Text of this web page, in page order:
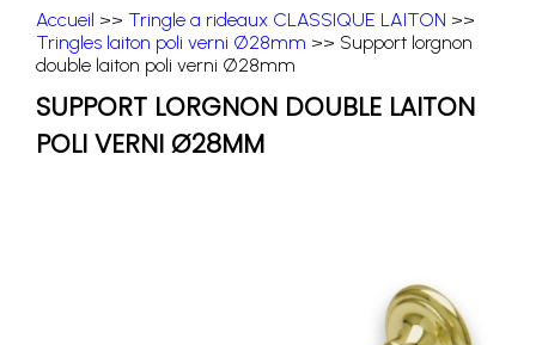
Accueil >> Tringle a rideaux CLASSIQUE LAITON >>
Tringles laiton poli verni Ø28mm >> Support lorgnon
double laiton poli verni Ø28mm
SUPPORT LORGNON DOUBLE LAITON
POLI VERNI Ø28MM